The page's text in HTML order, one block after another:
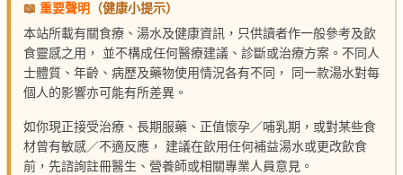
📖 重要聲明
（健康小提示）
本站所載有關食療、湯水及健康資訊，只供讀者作一般參考及飲
食靈感之用， 並不構成任何醫療建議、診斷或治療方案。不同人
士體質、年齡、病歷及藥物使用情況各有不同， 同一款湯水對每
個人的影響亦可能有所差異。
如你現正接受治療、長期服藥、正值懷孕／哺乳期，或對某些食
材曾有敏感／不適反應， 建議在飲用任何補益湯水或更改飲食
前，先諮詢註冊醫生、營養師或相關專業人員意見。